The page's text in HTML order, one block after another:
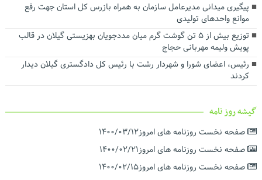
پیگیری میدانی مدیرعامل سازمان به همراه بازرس کل استان جهت رفع
موانع واحدهای تولیدی
توزیع بیش از ۵ تن گوشت گرم میان مددجویان بهزیستی گیلان در قالب
پویش ولیمه مهربانی حجاج
رئیس، اعضای شورا و شهردار رشت با رئیس‌ کل دادگستری گیلان دیدار
کردند ‌
گیشه روز نامه
صفحه نخست روزنامه های امروز۱۴۰۰/۰۳/۱۲
صفحه نخست روزنامه های امروز۱۴۰۰/۰۲/۲۱
صفحه نخست روزنامه های امروز۱۴۰۰/۰۲/۱۵